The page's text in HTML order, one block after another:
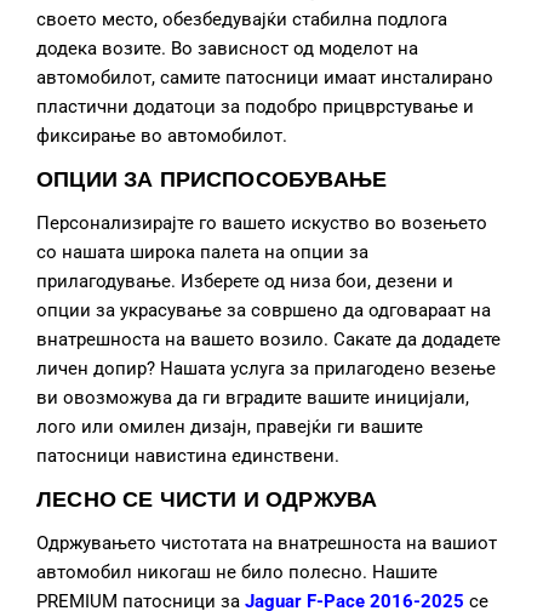
своето место, обезбедувајќи стабилна подлога
додека возите. Во зависност од моделот на
автомобилот, самите патосници имаат инсталирано
пластични додатоци за подобро прицврстување и
фиксирање во автомобилот.
ОПЦИИ ЗА ПРИСПОСОБУВАЊЕ
Персонализирајте го вашето искуство во возењето
со нашата широка палета на опции за
прилагодување. Изберете од низа бои, дезени и
опции за украсување за совршено да одговараат на
внатрешноста на вашето возило. Сакате да додадете
личен допир? Нашата услуга за прилагодено везење
ви овозможува да ги вградите вашите иницијали,
лого или омилен дизајн, правејќи ги вашите
патосници навистина единствени.
ЛЕСНО СЕ ЧИСТИ И ОДРЖУВА
Одржувањето чистотата на внатрешноста на вашиот
автомобил никогаш не било полесно. Нашите
PREMIUM патосници за Jaguar F-Pace 2016-2025 се